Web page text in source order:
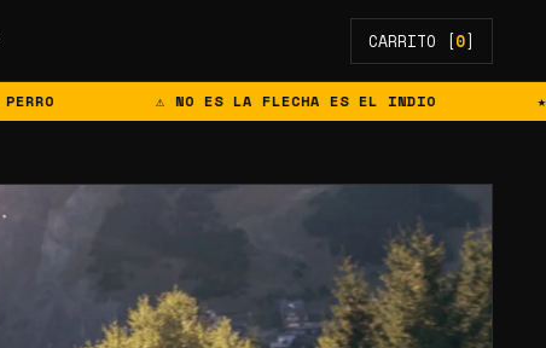
CARRITO [0]
⚠ NO ES LA FLECHA ES EL INDIO ★ EL